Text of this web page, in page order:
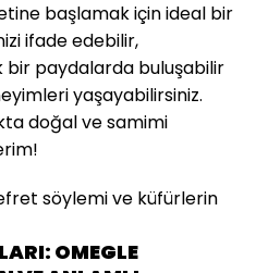
başlamak için ideal bir
ifade edebilir,
bir paydalarda buluşabilir
yaşayabilirsiniz.
doğal ve samimi
söylemi ve küfürlerin
OMEGLE